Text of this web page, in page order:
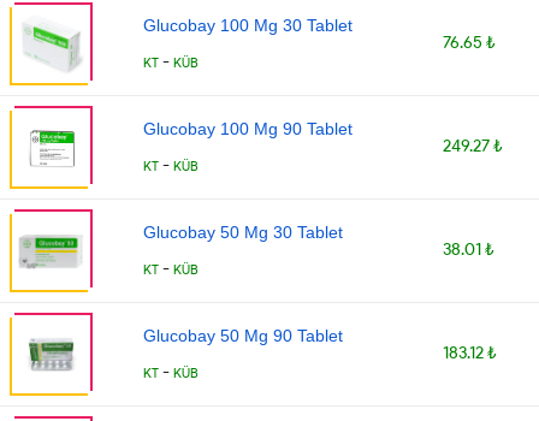
Glucobay 100 Mg 30 Tablet
KT - KÜB
76.65 ₺
Glucobay 100 Mg 90 Tablet
KT - KÜB
249.27 ₺
Glucobay 50 Mg 30 Tablet
KT - KÜB
38.01 ₺
Glucobay 50 Mg 90 Tablet
KT - KÜB
183.12 ₺